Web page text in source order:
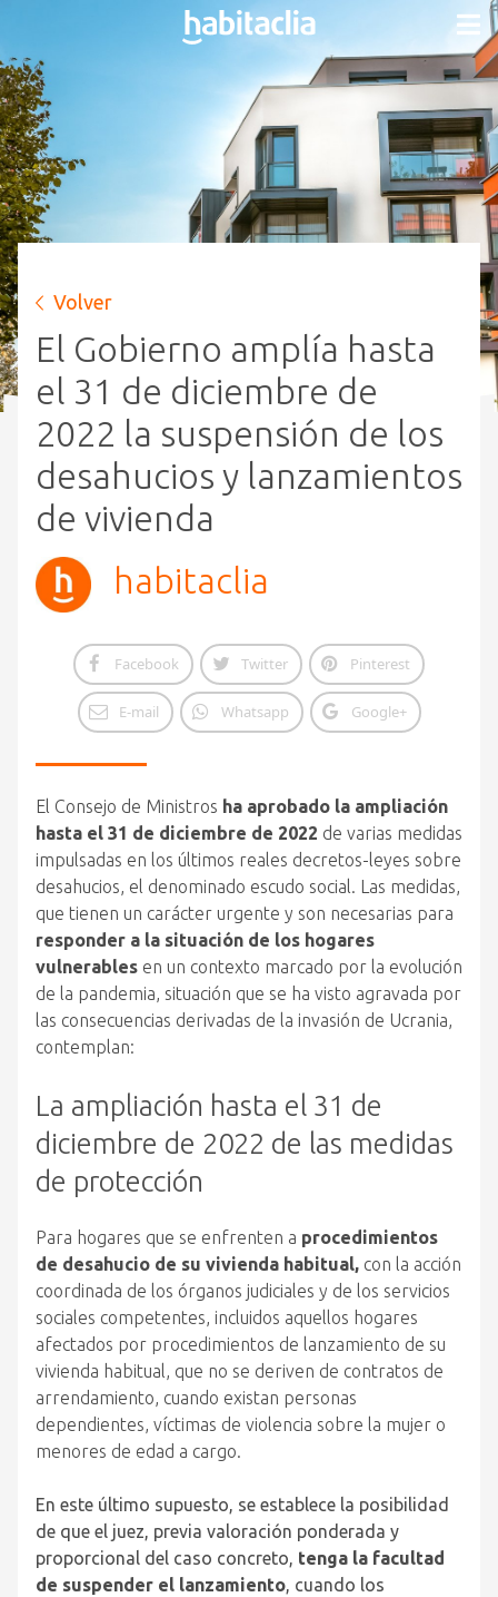
Volver
El Gobierno amplía hasta
el 31 de diciembre de
2022 la suspensión de los
desahucios y lanzamientos
de vivienda
habitaclia
Facebook Twitter Pinterest
E-mail Whatsapp Google+
El Consejo de Ministros ha aprobado la ampliación
hasta el 31 de diciembre de 2022 de varias medidas
impulsadas en los últimos reales decretos-leyes sobre
desahucios, el denominado escudo social. Las medidas,
que tienen un carácter urgente y son necesarias para
responder a la situación de los hogares
vulnerables en un contexto marcado por la evolución
de la pandemia, situación que se ha visto agravada por
las consecuencias derivadas de la invasión de Ucrania,
contemplan:
La ampliación hasta el 31 de
diciembre de 2022 de las medidas
de protección
Para hogares que se enfrenten a procedimientos
de desahucio de su vivienda habitual, con la acción
coordinada de los órganos judiciales y de los servicios
sociales competentes, incluidos aquellos hogares
afectados por procedimientos de lanzamiento de su
vivienda habitual, que no se deriven de contratos de
arrendamiento, cuando existan personas
dependientes, víctimas de violencia sobre la mujer o
menores de edad a cargo.
En este último supuesto, se establece la posibilidad
de que el juez, previa valoración ponderada y
proporcional del caso concreto, tenga la facultad
de suspender el lanzamiento, cuando los